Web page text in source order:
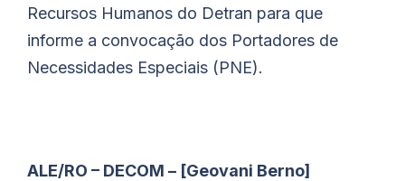
Recursos Humanos do Detran para que
informe a convocação dos Portadores de
Necessidades Especiais (PNE).
ALE/RO – DECOM – [Geovani Berno]